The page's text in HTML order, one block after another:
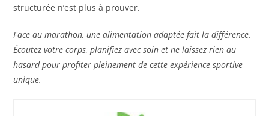
structurée n’est plus à prouver.
Face au marathon, une alimentation adaptée fait la différence.
Écoutez votre corps, planifiez avec soin et ne laissez rien au
hasard pour profiter pleinement de cette expérience sportive
unique.